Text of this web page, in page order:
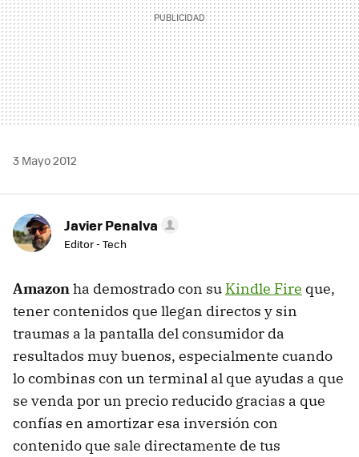
3 Mayo 2012
Javier Penalva
Editor - Tech
Amazonha demostrado con su Kindle Fire que,
tener contenidos que llegan directos y sin
traumas a la pantalla del consumidor da
resultados muy buenos, especialmente cuando
lo combinas con un terminal al que ayudas a que
se venda por un precio reducido gracias a que
confías en amortizar esa inversión con
contenido que sale directamente de tus